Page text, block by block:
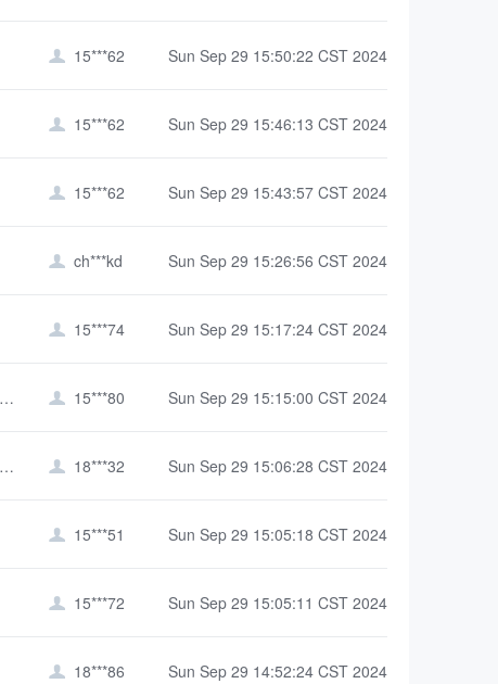
 15***62 Sun Sep 29 15:50:22 CST 2024
 15***62 Sun Sep 29 15:46:13 CST 2024
 15***62 Sun Sep 29 15:43:57 CST 2024
 ch***kd Sun Sep 29 15:26:56 CST 2024
 15***74 Sun Sep 29 15:17:24 CST 2024
林学院（园林与艺术学院）  15***80 Sun Sep 29 15:15:00 CST 2024
马克思主义学院（政治学院）  18***32 Sun Sep 29 15:06:28 CST 2024
 15***51 Sun Sep 29 15:05:18 CST 2024
 15***72 Sun Sep 29 15:05:11 CST 2024
 18***86 Sun Sep 29 14:52:24 CST 2024